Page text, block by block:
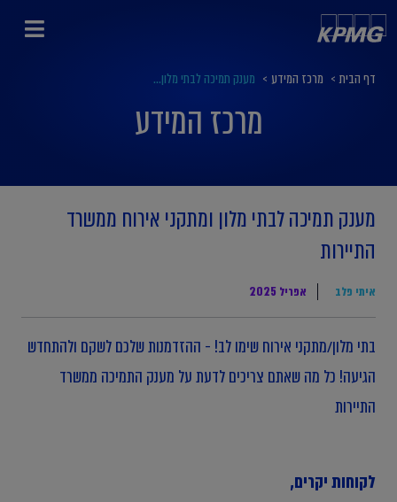
דף הבית > מרכז המידע > מענק תמיכה לבתי מלון...
מרכז המידע
מענק תמיכה לבתי מלון ומתקני אירוח ממשרד
התיירות
איתי פלב אפריל 2025
בתי מלון/מתקני אירוח שימו לב! - ההזדמנות שלכם לשקם ולהתחדש
הגיעה! כל מה שאתם צריכים לדעת על מענק התמיכה ממשרד
התיירות
לקוחות יקרים,